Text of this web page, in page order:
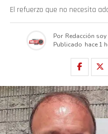
El refuerzo que no necesita
Por Redacción
Publicado hace 1